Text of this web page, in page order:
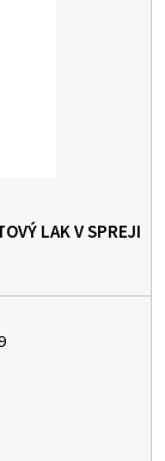
LAK V SPREJI